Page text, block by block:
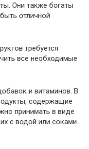
Они также богаты
отличной
требуется
все необходимые
и витаминов. В
содержащие
принимать в виде
с водой или соками